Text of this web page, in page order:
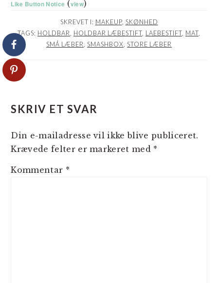
Like Button Notice (view)
SKREVET I: MAKEUP, SKØNHED
TAGS: HOLDBAR, HOLDBAR LÆBESTIFT, LAEBESTIFT, MAT,
SMÅ LÆBER, SMASHBOX, STORE LÆBER
SKRIV ET SVAR
Din e-mailadresse vil ikke blive publiceret.
Krævede felter er markeret med *
Kommentar *